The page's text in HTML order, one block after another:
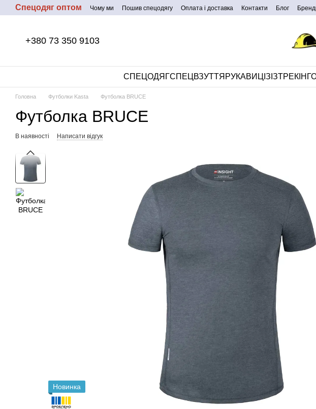
Перейти до основного контенту
Спецодяг оптом Чому ми Пошив спецодягу Оплата і доставка Контакти Блог
+380 73 350 9103
СПЕЦОДЯГСПЕЦВЗУТТЯ РУКАВИЦІ ЗІЗ
Головна Футболки Kasta Футболка BRUCE
Футболка BRUCE
В наявності Написати відгук
Новинка